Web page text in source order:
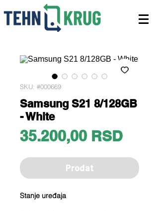
SKU: #000669
Samsung S21 8/128GB
- White
35.200,00 RSDPrice
Prodat
Stanje uređaja